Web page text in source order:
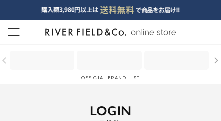
menu
OFFICIAL BRAND LIST
LOGIN